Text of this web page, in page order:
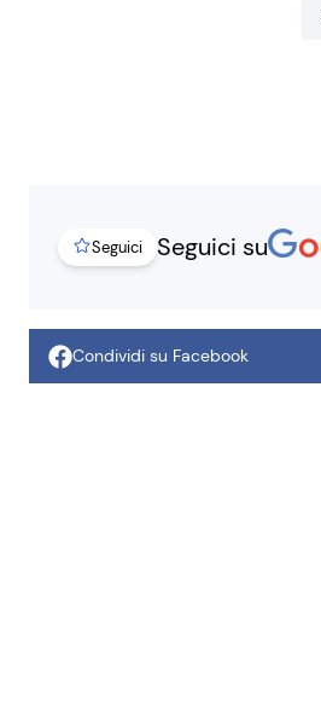
Seguici Seguici su
Condividi su Facebook